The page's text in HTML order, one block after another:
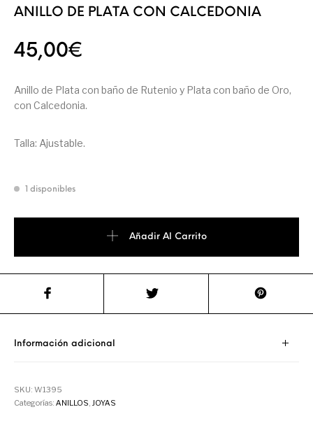
ANILLO DE PLATA CON CALCEDONIA
45,00€
Anillo de Plata con baño de Rutenio y Plata con baño de Oro,
con Calcedonia.
Talla: Ajustable.
1 disponibles
Añadir Al Carrito
Información adicional
SKU:W1395
Categorías:ANILLOS,JOYAS